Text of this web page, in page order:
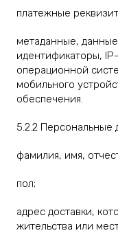
платежные
метаданные,
идентификаторы,
операционной
мобильного
обеспечения.
5.2.2 Персональные
фамилия, имя,
пол;
адрес доставки,
жительства или